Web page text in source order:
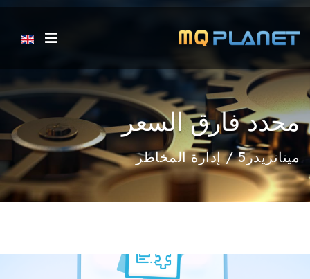
اختر لغتك
محدد فارق السعر
ميتاتريدر5 / إدارة المخاطر